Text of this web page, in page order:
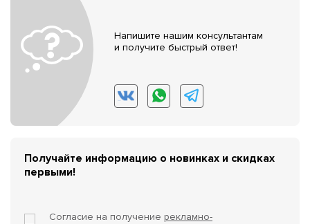
Напишите нашим консультантам
и получите быстрый ответ!
Получайте информацию о новинках и скидках
первыми!
Согласие на получение рекламно-